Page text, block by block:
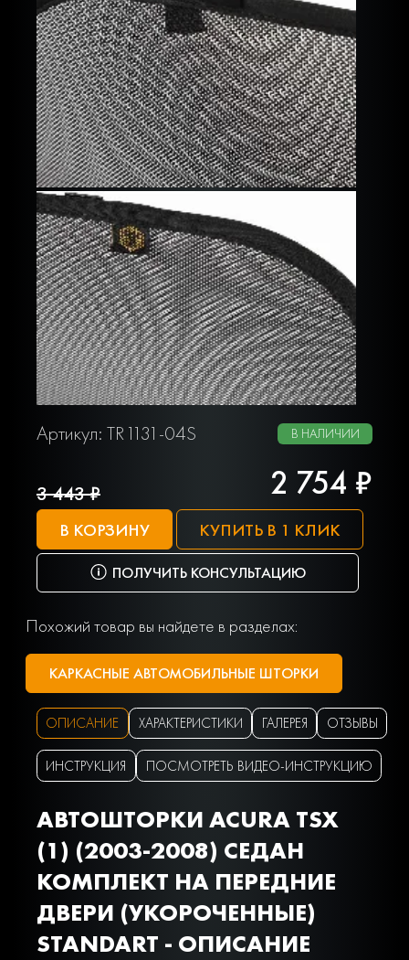
Артикул: TR1131-04S В НАЛИЧИИ
3 443 ₽ 2 754 ₽
В КОРЗИНУ КУПИТЬ В 1 КЛИК
ПОЛУЧИТЬ КОНСУЛЬТАЦИЮ
Похожий товар вы найдете в разделах:
КАРКАСНЫЕ АВТОМОБИЛЬНЫЕ ШТОРКИ
ОПИСАНИЕ ХАРАКТЕРИСТИКИ ГАЛЕРЕЯ ОТЗЫВЫ
ИНСТРУКЦИЯ ПОСМОТРЕТЬ ВИДЕО-ИНСТРУКЦИЮ
АВТОШТОРКИ ACURA TSX
(1) (2003-2008) СЕДАН
КОМПЛЕКТ НА ПЕРЕДНИЕ
ДВЕРИ (УКОРОЧЕННЫЕ)
STANDART - ОПИСАНИЕ